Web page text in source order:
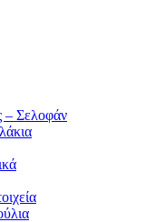
– Σελοφάν